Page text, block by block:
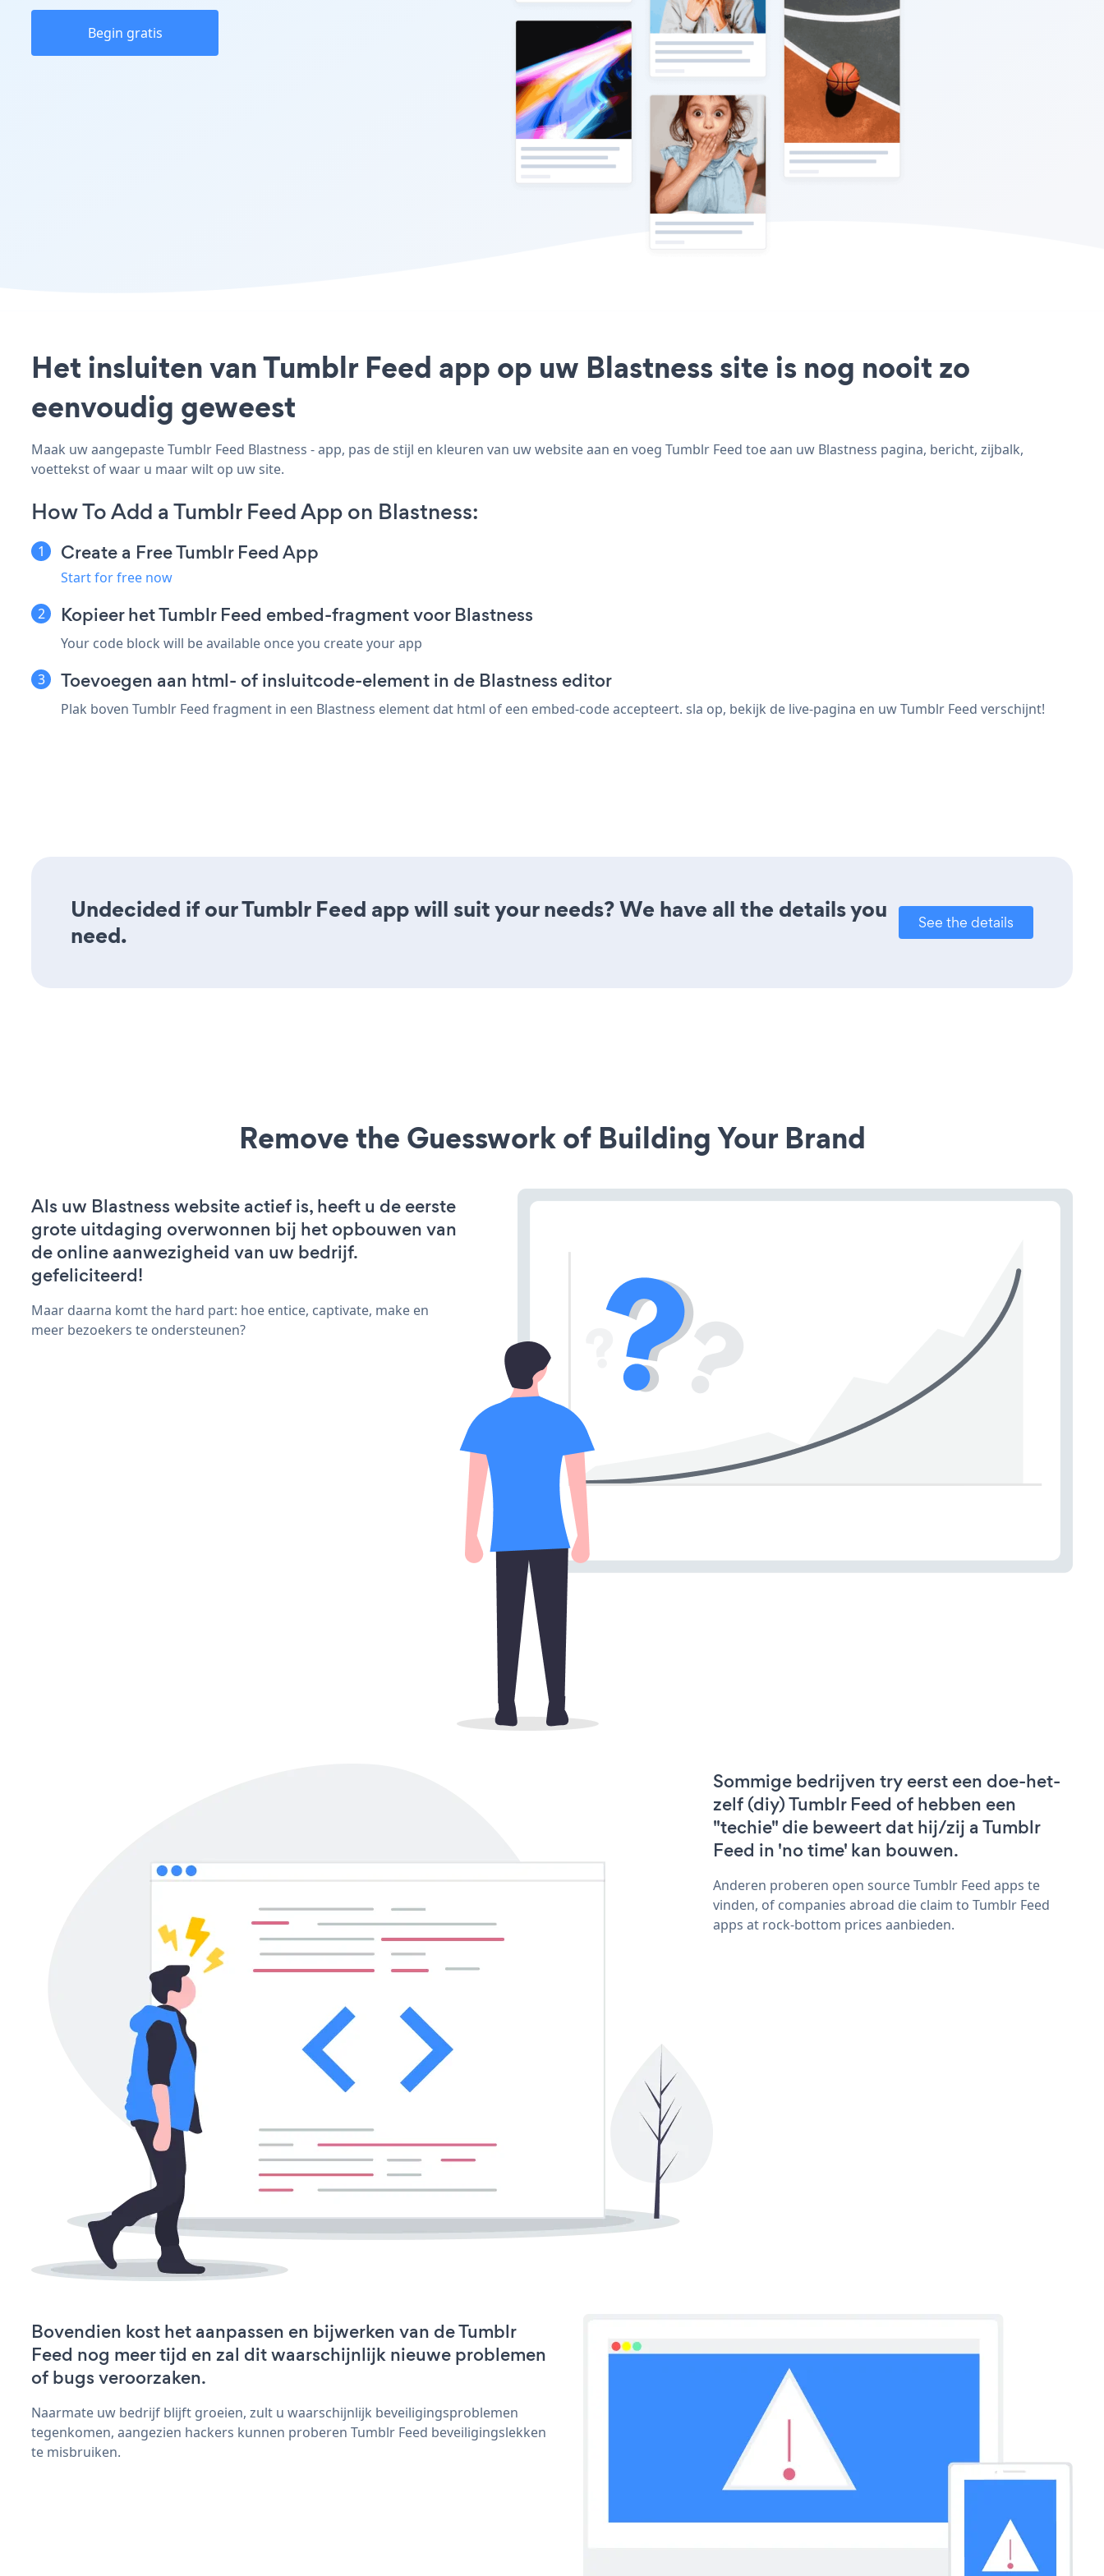
Begin gratis
Het insluiten van Tumblr Feed app op uw Blastness site is nog nooit zo
eenvoudig geweest
Maak uw aangepaste Tumblr Feed Blastness - app, pas de stijl en kleuren van uw website aan en voeg Tumblr Feed toe aan uw Blastness pagina, bericht, zijbalk,
voettekst of waar u maar wilt op uw site.
How To Add a Tumblr Feed App on Blastness:
Create a Free Tumblr Feed App
Start for free now
Kopieer het Tumblr Feed embed-fragment voor Blastness
Your code block will be available once you create your app
Toevoegen aan html- of insluitcode-element in de Blastness editor
Plak boven Tumblr Feed fragment in een Blastness element dat html of een embed-code accepteert. sla op, bekijk de live-pagina en uw Tumblr Feed verschijnt!
Undecided if our Tumblr Feed app will suit your needs? We have all the details you
need.
See the details
Remove the Guesswork of Building Your Brand
Als uw Blastness website actief is, heeft u de eerste
grote uitdaging overwonnen bij het opbouwen van
de online aanwezigheid van uw bedrijf.
gefeliciteerd!
Maar daarna komt the hard part: hoe entice, captivate, make en
meer bezoekers te ondersteunen?
Sommige bedrijven try eerst een doe-het-
zelf (diy) Tumblr Feed of hebben een
"techie" die beweert dat hij/zij a Tumblr
Feed in 'no time' kan bouwen.
Anderen proberen open source Tumblr Feed apps te
vinden, of companies abroad die claim to Tumblr Feed
apps at rock-bottom prices aanbieden.
Bovendien kost het aanpassen en bijwerken van de Tumblr
Feed nog meer tijd en zal dit waarschijnlijk nieuwe problemen
of bugs veroorzaken.
Naarmate uw bedrijf blijft groeien, zult u waarschijnlijk beveiligingsproblemen
tegenkomen, aangezien hackers kunnen proberen Tumblr Feed beveiligingslekken
te misbruiken.